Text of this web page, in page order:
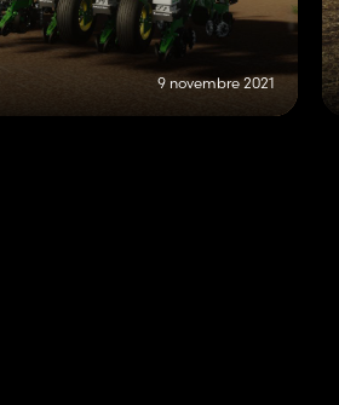
9 novembre 2021